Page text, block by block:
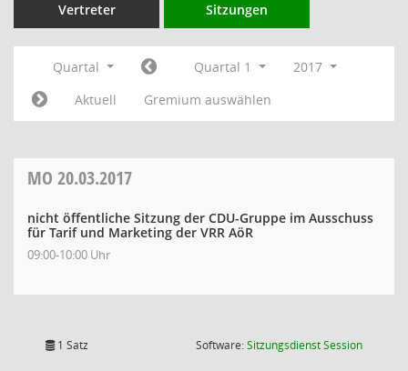
Vertreter Sitzungen
Quartal Quartal 1
2017
Aktuell
Gremium auswählen
MO 20.03.2017
nicht öffentliche Sitzung der CDU-Gruppe im Ausschuss
für Tarif und Marketing der VRR AöR
09:00-10:00 Uhr
1 Satz Software:SitzungsdienstSession(Wird in